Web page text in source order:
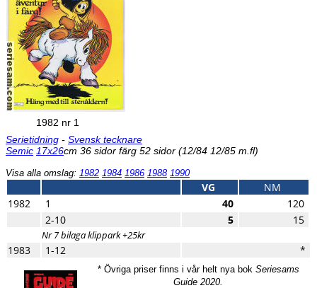
1982 nr 1
Serietidning - Svensk tecknare
Semic 17x26cm 36 sidor färg 52 sidor (12/84 12/85 m.fl)
Visa alla omslag: 1982 1984 1986 1988 1990
VG
NM
1982
1 40
120
2-10
5 15
Nr 7 bilaga klippark +25kr
1983 1-12 *
* Övriga priser finns i vår helt nya bok Seriesams
Guide 2020.